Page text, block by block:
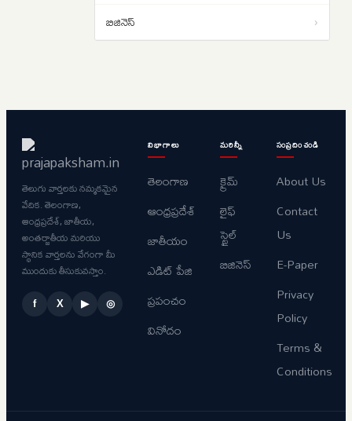
బిజినెస్ ›
తెలుగు వార్తలకు నమ్మకమైన
వేదిక. తెలంగాణ,
ఆంధ్రప్రదేశ్, జాతీయ,
అంతర్జాతీయ మరియు
స్థానిక వార్తలను వేగంగా మీ
ముందుకు తీసుకువస్తాం.
f X ▶ ◎
విభాగాలు
తెలంగాణ
ఆంధ్రప్రదేశ్
జాతీయం
ఎడిట్ పేజి
ప్రపంచం
వినోదం
మరిన్నీ
క్రైమ్
లైఫ్
స్టైల్
బిజినెస్
సంప్రదించండి
About Us
Contact
Us
E-Paper
Privacy
Policy
Terms &
Conditions